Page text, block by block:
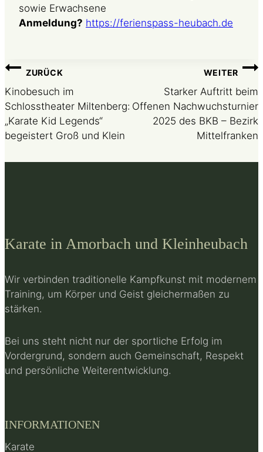
sowie Erwachsene
Anmeldung? https://ferienspass-heubach.de
Beitragsnavigation
ZURÜCK
Kinobesuch im
Schlosstheater Miltenberg:
„Karate Kid Legends“
begeistert Groß und Klein
WEITER
Starker Auftritt beim
Offenen Nachwuchsturnier
2025 des BKB – Bezirk
Mittelfranken
Karate in Amorbach und Kleinheubach
Wir verbinden traditionelle Kampfkunst mit modernem
Training, um Körper und Geist gleichermaßen zu
stärken.
Bei uns steht nicht nur der sportliche Erfolg im
Vordergrund, sondern auch Gemeinschaft, Respekt
und persönliche Weiterentwicklung.
INFORMATIONEN
Karate